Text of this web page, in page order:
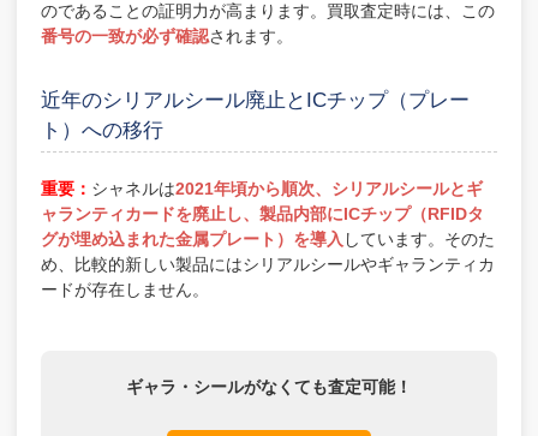
のであることの証明力が高まります。買取査定時には、この
番号の一致が必ず確認されます。
近年のシリアルシール廃止とICチップ（プレー
ト）への移行
重要： シャネルは2021年頃から順次、シリアルシールとギ
ャランティカードを廃止し、製品内部にICチップ（RFIDタ
グが埋め込まれた金属プレート）を導入 しています。そのた
め、比較的新しい製品にはシリアルシールやギャランティカ
ードが存在しません。
ギャラ・シールがなくても査定可能！